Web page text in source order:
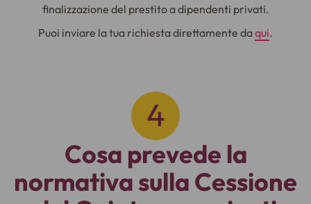
finalizzazione del prestito a dipendenti privati.
Puoi inviare la tua richiesta direttamente daqui.
Cosa prevede la
normativa sulla Cessione